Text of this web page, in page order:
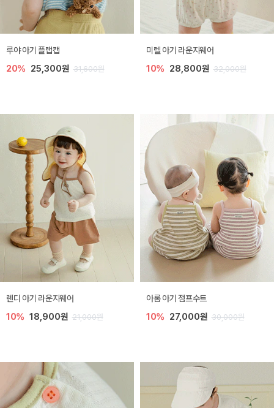
루야 아기 플랩캡
20% 25,300원 31,600원
미렐 아기 라운지웨어
10% 28,800원 32,000원
렌디 아기 라운지웨어
10% 18,900원 21,000원
아롬 아기 점프수트
10% 27,000원 30,000원